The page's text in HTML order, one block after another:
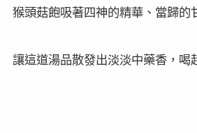
猴頭菇飽吸著四神的精華、當歸的
讓這道湯品散發出淡淡中藥香，喝